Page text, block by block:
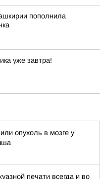
пополнила
уже завтра!
опухоль в мозге у
печати всегда и во